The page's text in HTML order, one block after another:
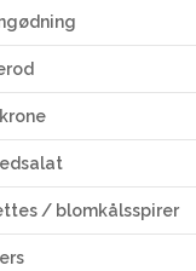
/ blomkålsspirer